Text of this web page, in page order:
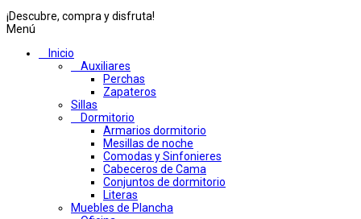
¡Descubre, compra y disfruta!
Menú
Inicio
Auxiliares
Perchas
Zapateros
Sillas
Dormitorio
Armarios dormitorio
Mesillas de noche
Comodas y Sinfonieres
Cabeceros de Cama
Conjuntos de dormitorio
Literas
Muebles de Plancha